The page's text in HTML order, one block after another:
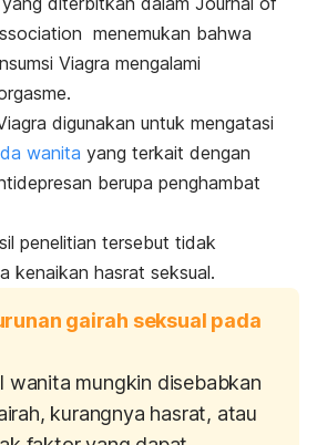
menemukan bahwa
Viagra mengalami
digunakan untuk mengatasi
wanita yang terkait dengan
berupa penghambat
penelitian tersebut tidak
kenaikan hasrat seksual.
gairah seksual pada
wanita mungkin disebabkan
kurangnya hasrat, atau